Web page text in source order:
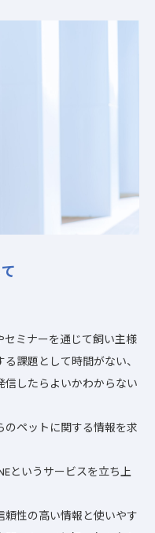
セミナーを通じて飼い主様
課題として時間がない、
信したらよいかわからない
のペットに関する情報を求
というサービスを立ち上
頼性の高い情報と使いやす